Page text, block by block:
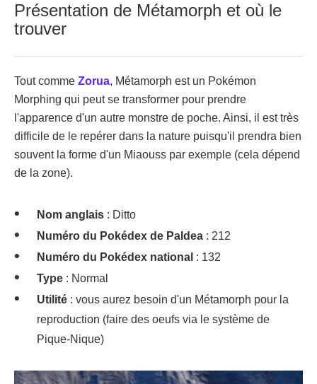
Présentation de Métamorph et où le
trouver
Tout comme Zorua, Métamorph est un Pokémon
Morphing qui peut se transformer pour prendre
l'apparence d'un autre monstre de poche. Ainsi, il est très
difficile de le repérer dans la nature puisqu'il prendra bien
souvent la forme d'un Miaouss par exemple (cela dépend
de la zone).
Nom anglais : Ditto
Numéro du Pokédex de Paldea : 212
Numéro du Pokédex national : 132
Type : Normal
Utilité : vous aurez besoin d'un Métamorph pour la
reproduction (faire des oeufs via le système de
Pique-Nique)